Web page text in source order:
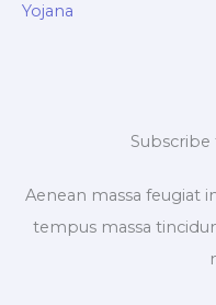
Yojana
Aenean massa feugiat
tempus massa